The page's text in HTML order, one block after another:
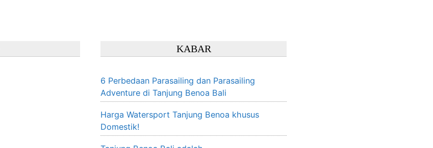
KABAR
6 Perbedaan Parasailing dan Parasailing
Adventure di Tanjung Benoa Bali
Harga Watersport Tanjung Benoa khusus
Domestik!